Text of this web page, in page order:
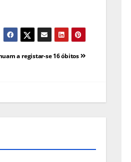
a registar-se 16 óbitos